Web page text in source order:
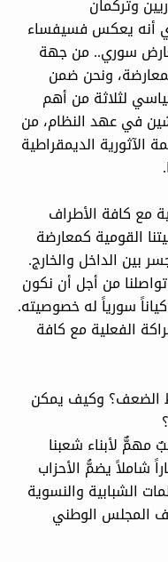
وتركمان
أي أنه يعكس فسيفساء
سوري.. من جهة
ونحن ضمن
لثلاثة من أهم
في عهد النظام، من
الآثورية الديمقراطية
مع كافة الأطراف
القومية كمعارضة
بين الداخل والخارج.
من أجل أن نكون
سورياً له خصوصيته.
الفعلية مع كافة
الضعف؟ وكيف يمكن
لأبناء شعبنا
شاملاً يضمُّ الأحزاب
الشبابية والنسوية
المجلس الوطني